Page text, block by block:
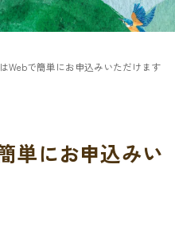
Webで簡単にお申込みいただけます
単にお申込みい